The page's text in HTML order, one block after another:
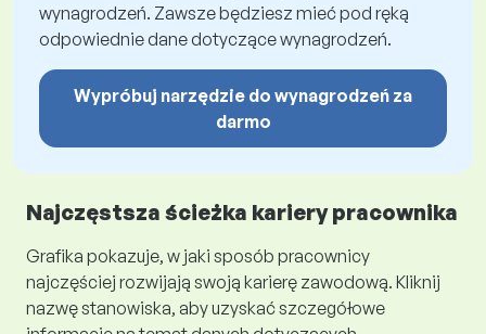
wynagrodzeń. Zawsze będziesz mieć pod ręką
odpowiednie dane dotyczące wynagrodzeń.
Wypróbuj narzędzie do wynagrodzeń za
darmo
Najczęstsza ścieżka kariery pracownika
Grafika pokazuje, w jaki sposób pracownicy
najczęściej rozwijają swoją karierę zawodową. Kliknij
nazwę stanowiska, aby uzyskać szczegółowe